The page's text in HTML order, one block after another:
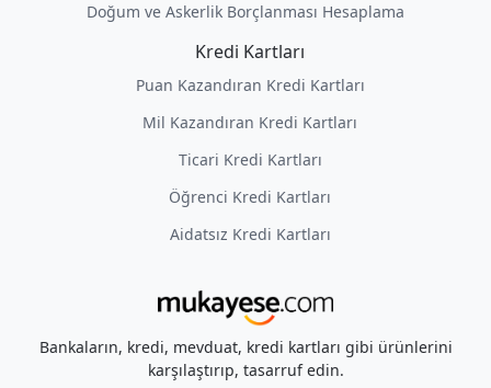
Doğum ve Askerlik Borçlanması Hesaplama
Kredi Kartları
Puan Kazandıran Kredi Kartları
Mil Kazandıran Kredi Kartları
Ticari Kredi Kartları
Öğrenci Kredi Kartları
Aidatsız Kredi Kartları
Bankaların, kredi, mevduat, kredi kartları gibi ürünlerini
karşılaştırıp, tasarruf edin.